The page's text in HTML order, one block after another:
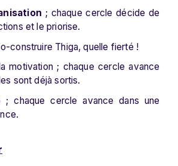
; chaque cercle décide de
et le priorise.
construire Thiga, quelle fierté !
motivation ; chaque cercle avance
sont déjà sortis.
; chaque cercle avance dans une